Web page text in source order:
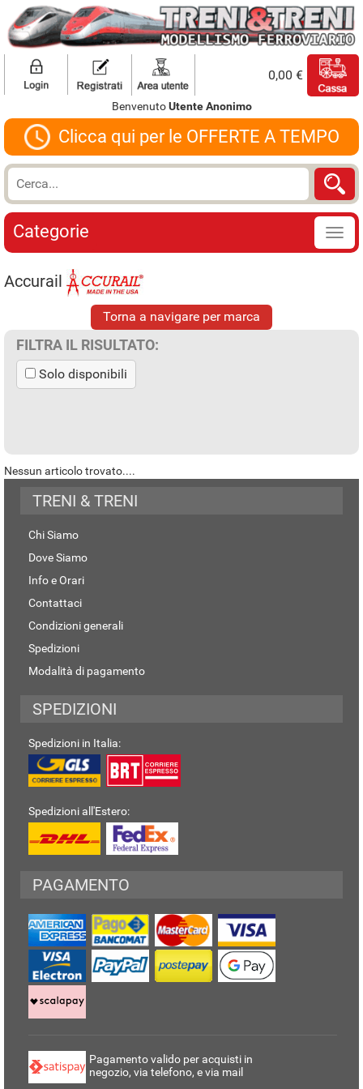
0,00 €
BenvenutoUtente Anonimo
Clicca qui per le OFFERTE A TEMPO
Categorie
Accurail
Torna a navigare per marca
FILTRA IL RISULTATO:
Solo disponibili
Nessun articolo trovato....
TRENI & TRENI
Chi Siamo
Dove Siamo
Info e Orari
Contattaci
Condizioni generali
Spedizioni
Modalità di pagamento
SPEDIZIONI
Spedizioni in Italia:
Spedizioni all'Estero:
PAGAMENTO
Pagamento valido per acquisti in
negozio, via telefono, e via mail